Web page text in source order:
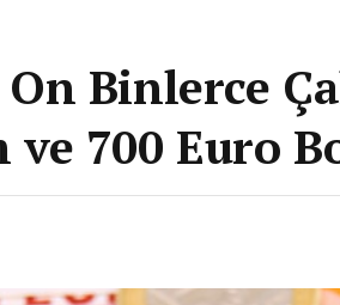
Binlerce
ve 700 Euro